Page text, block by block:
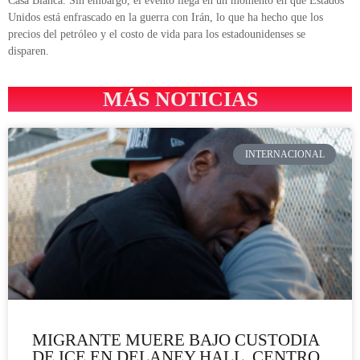
Unidos está enfrascado en la guerra con Irán, lo que ha hecho que los
precios del petróleo y el costo de vida para los estadounidenses se
disparen.
MÁS NOTICIAS
INTERNACIONAL
MIGRANTE MUERE BAJO CUSTODIA